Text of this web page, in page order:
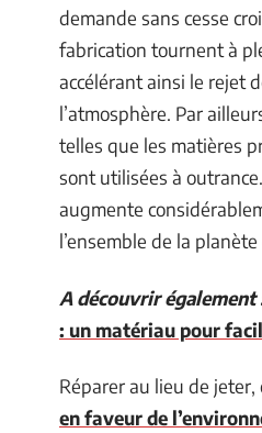
demande sans cesse
fabrication tournent à
accélérant ainsi le rejet
l’atmosphère. Par
telles que les matières
sont utilisées à
augmente
l’ensemble de la
A découvrir également
: un matériau pour
Réparer au lieu de jeter,
en faveur de